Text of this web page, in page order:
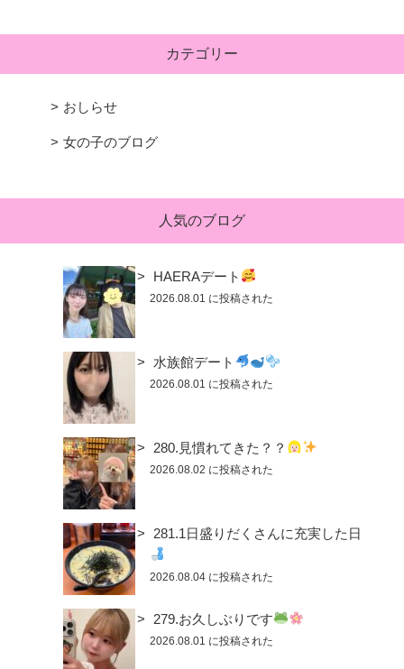
カテゴリー
おしらせ
女の子のブログ
人気のブログ
HAERAデート
2026.08.01 に投稿された
水族館デート
2026.08.01 に投稿された
280.見慣れてきた？？
2026.08.02 に投稿された
281.1日盛りだくさんに充実した日
2026.08.04 に投稿された
279.お久しぶりです
2026.08.01 に投稿された